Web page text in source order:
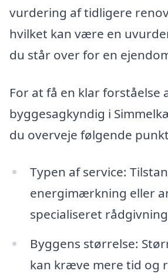
vurdering af tidligere
hvilket kan være en
du står over for en
For at få en klar forståelse
byggesagkyndig i
du overveje følgende
Typen af service:
energimærkning eller
specialiseret
Byggens størrelse:
kan kræve mere tid og